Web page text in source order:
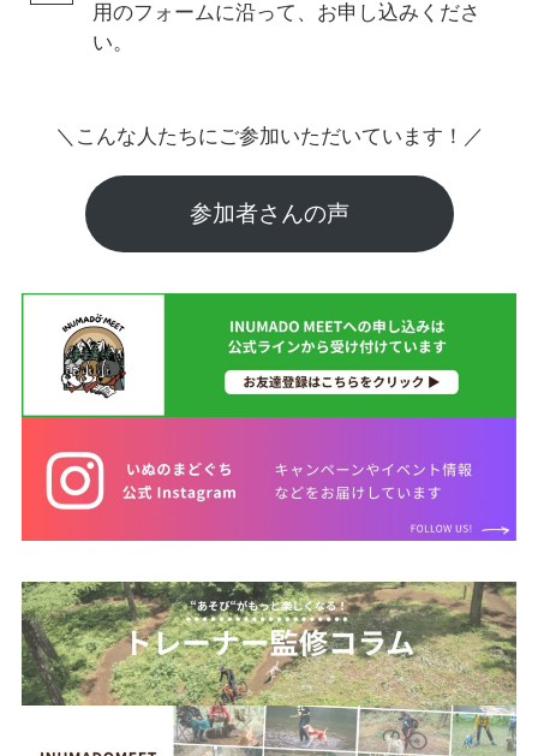
用のフォームに沿って、お申し込みくださ
い。
＼こんな人たちにご参加いただいています！／
参加者さんの声